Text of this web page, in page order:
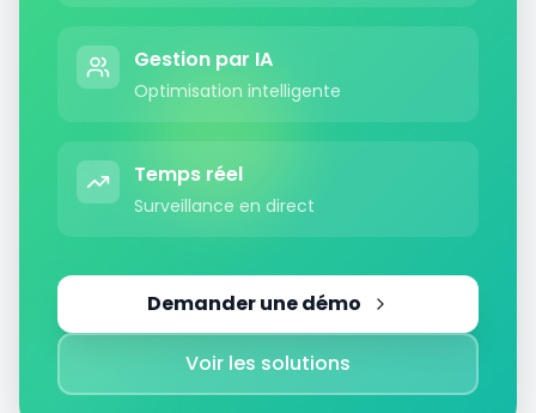
Gestion par IA
Optimisation intelligente
Temps réel
Surveillance en direct
Demander une démo
Voir les solutions